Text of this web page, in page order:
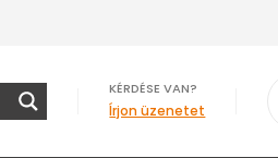
KÉRDÉSE VAN?
Írjon üzenetet